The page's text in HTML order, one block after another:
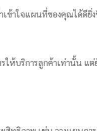
เข้าใจแผนที่ของคุณได้ดียิ่
ห้บริการลูกค้าเท่านั้น แต่